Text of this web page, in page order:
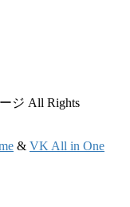
ジ All Rights
& VK All in One